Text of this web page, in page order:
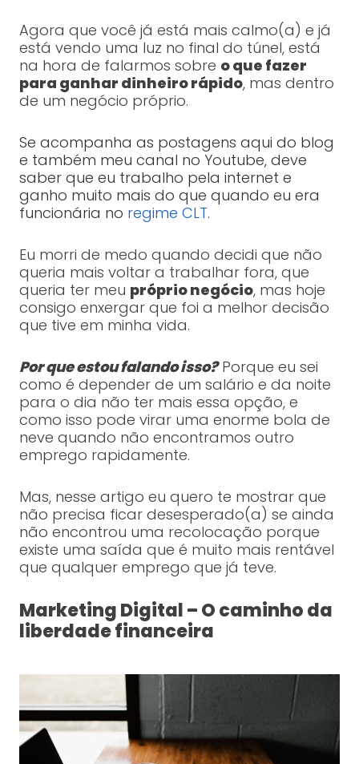
Agora que você já está mais calmo(a) e já
está vendo uma luz no final do túnel, está
na hora de falarmos sobre o que fazer
para ganhar dinheiro rápido, mas dentro
de um negócio próprio.
Se acompanha as postagens aqui do blog
e também meu canal no Youtube, deve
saber que eu trabalho pela internet e
ganho muito mais do que quando eu era
funcionária no regime CLT.
Eu morri de medo quando decidi que não
queria mais voltar a trabalhar fora, que
queria ter meu próprio negócio, mas hoje
consigo enxergar que foi a melhor decisão
que tive em minha vida.
Por que estou falando isso?Porque eu sei
como é depender de um salário e da noite
para o dia não ter mais essa opção, e
como isso pode virar uma enorme bola de
neve quando não encontramos outro
emprego rapidamente.
Mas, nesse artigo eu quero te mostrar que
não precisa ficar desesperado(a) se ainda
não encontrou uma recolocação porque
existe uma saída que é muito mais rentável
que qualquer emprego que já teve.
Marketing Digital – O caminho da
liberdade financeira